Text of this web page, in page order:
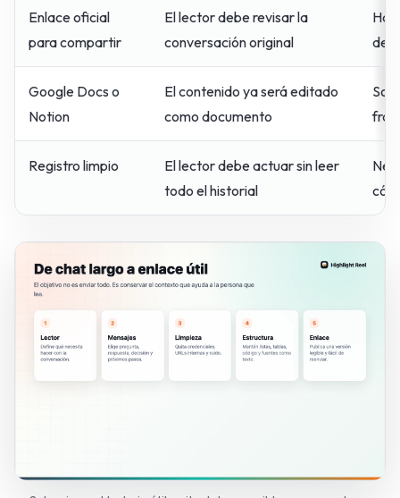
Enlace oficial
para compartir
El lector debe revisar la
conversación original
Google Docs o
Notion
El contenido ya será editado
como documento
Registro limpio
El lector debe actuar sin leer
todo el historial